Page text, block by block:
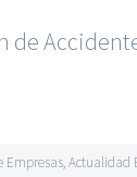
Empresas,Actualidad